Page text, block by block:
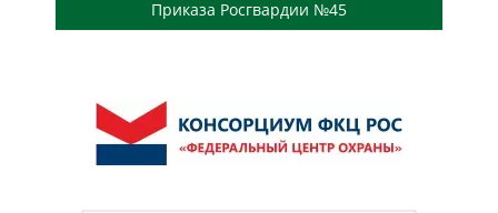
Приказа Росгвардии №45